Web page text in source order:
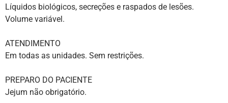
Líquidos biológicos, secreções e raspados de lesões.
Volume variável.
ATENDIMENTO
Em todas as unidades. Sem restrições.
PREPARO DO PACIENTE
Jejum não obrigatório.